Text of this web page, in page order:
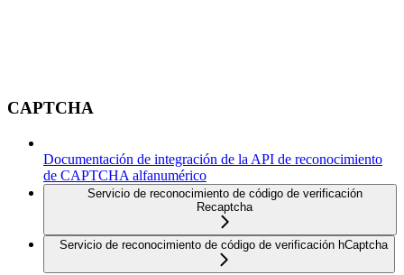
CAPTCHA
Documentación de integración de la API de reconocimiento
de CAPTCHA alfanumérico
Servicio de reconocimiento de código de verificación
Recaptcha
Servicio de reconocimiento de código de verificación hCaptcha